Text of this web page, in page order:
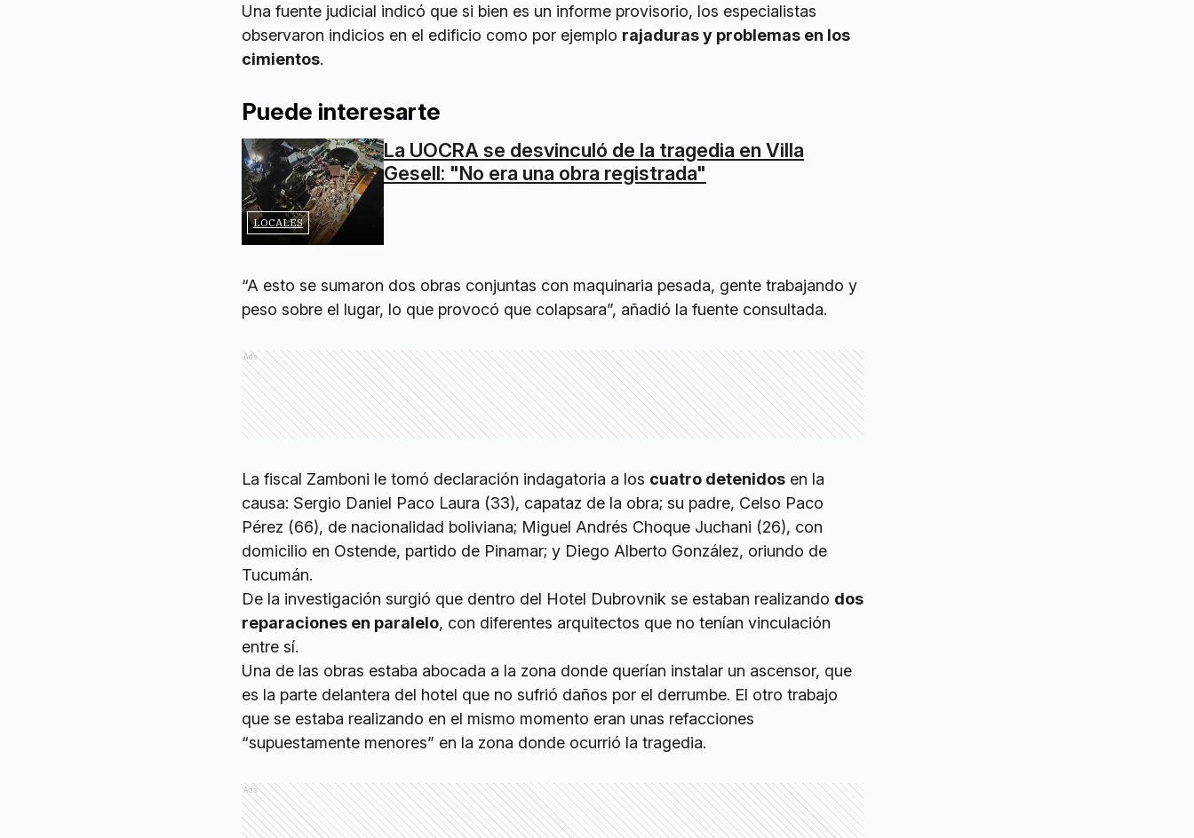
Una fuente judicial indicó que si bien es un informe provisorio, los especialistas
observaron indicios en el edificio como por ejemplo rajaduras y problemas en los
cimientos.
Puede interesarte
LOCALES
La UOCRA se desvinculó de la tragedia en Villa
Gesell: "No era una obra registrada"
“A esto se sumaron dos obras conjuntas con maquinaria pesada, gente trabajando y
peso sobre el lugar, lo que provocó que colapsara”, añadió la fuente consultada.
Ads
La fiscal Zamboni le tomó declaración indagatoria a los cuatro detenidos en la
causa: Sergio Daniel Paco Laura (33), capataz de la obra; su padre, Celso Paco
Pérez (66), de nacionalidad boliviana; Miguel Andrés Choque Juchani (26), con
domicilio en Ostende, partido de Pinamar; y Diego Alberto González, oriundo de
Tucumán.
De la investigación surgió que dentro del Hotel Dubrovnik se estaban realizando dos
reparaciones en paralelo, con diferentes arquitectos que no tenían vinculación
entre sí.
Una de las obras estaba abocada a la zona donde querían instalar un ascensor, que
es la parte delantera del hotel que no sufrió daños por el derrumbe. El otro trabajo
que se estaba realizando en el mismo momento eran unas refacciones
“supuestamente menores” en la zona donde ocurrió la tragedia.
Ads